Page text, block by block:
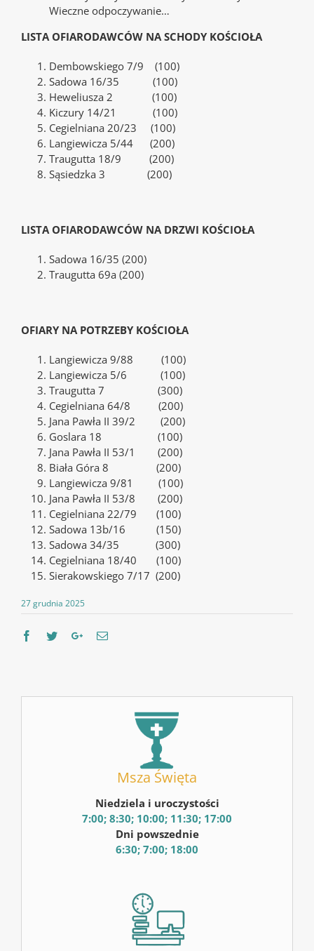
Wieczne odpoczywanie…
LISTA OFIARODAWCÓW NA SCHODY KOŚCIOŁA
Dembowskiego 7/9 (100)
Sadowa 16/35 (100)
Heweliusza 2 (100)
Kiczury 14/21 (100)
Cegielniana 20/23 (100)
Langiewicza 5/44 (200)
Traugutta 18/9 (200)
Sąsiedzka 3 (200)
LISTA OFIARODAWCÓW NA DRZWI KOŚCIOŁA
Sadowa 16/35 (200)
Traugutta 69a (200)
OFIARY NA POTRZEBY KOŚCIOŁA
Langiewicza 9/88 (100)
Langiewicza 5/6 (100)
Traugutta 7 (300)
Cegielniana 64/8 (200)
Jana Pawła II 39/2 (200)
Goslara 18 (100)
Jana Pawła II 53/1 (200)
Biała Góra 8 (200)
Langiewicza 9/81 (100)
Jana Pawła II 53/8 (200)
Cegielniana 22/79 (100)
Sadowa 13b/16 (150)
Sadowa 34/35 (300)
Cegielniana 18/40 (100)
Sierakowskiego 7/17 (200)
27 grudnia 2025
Facebook
TwitterGoogle+Email
Msza Święta
Niedziela i uroczystości
7:00; 8:30; 10:00; 11:30; 17:00
Dni powszednie
6:30; 7:00; 18:00